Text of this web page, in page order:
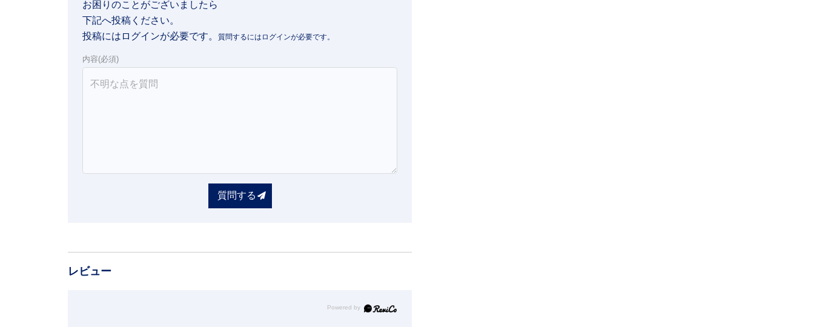
お困りのことがございましたら
下記へ投稿ください。
投稿にはログインが必要です。
内容(必須)
質問する
レビュー